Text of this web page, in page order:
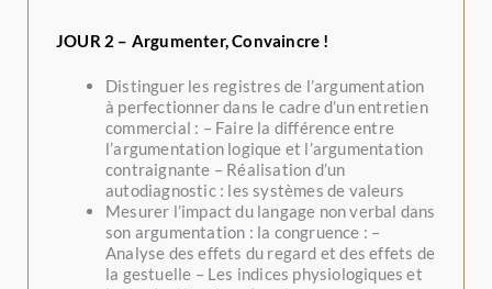
JOUR 2 – Argumenter, Convaincre !
Distinguer les registres de l’argumentation
à perfectionner dans le cadre d’un entretien
commercial : – Faire la différence entre
l’argumentation logique et l’argumentation
contraignante – Réalisation d’un
autodiagnostic : les systèmes de valeurs
Mesurer l’impact du langage non verbal dans
son argumentation : la congruence : –
Analyse des effets du regard et des effets de
la gestuelle – Les indices physiologiques et